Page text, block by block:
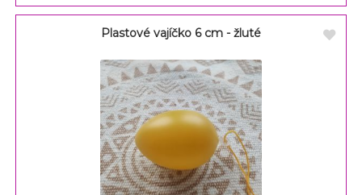
Plastové vajíčko 6 cm - žluté